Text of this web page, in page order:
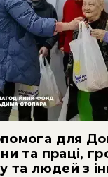
для
та праці,
та людей з